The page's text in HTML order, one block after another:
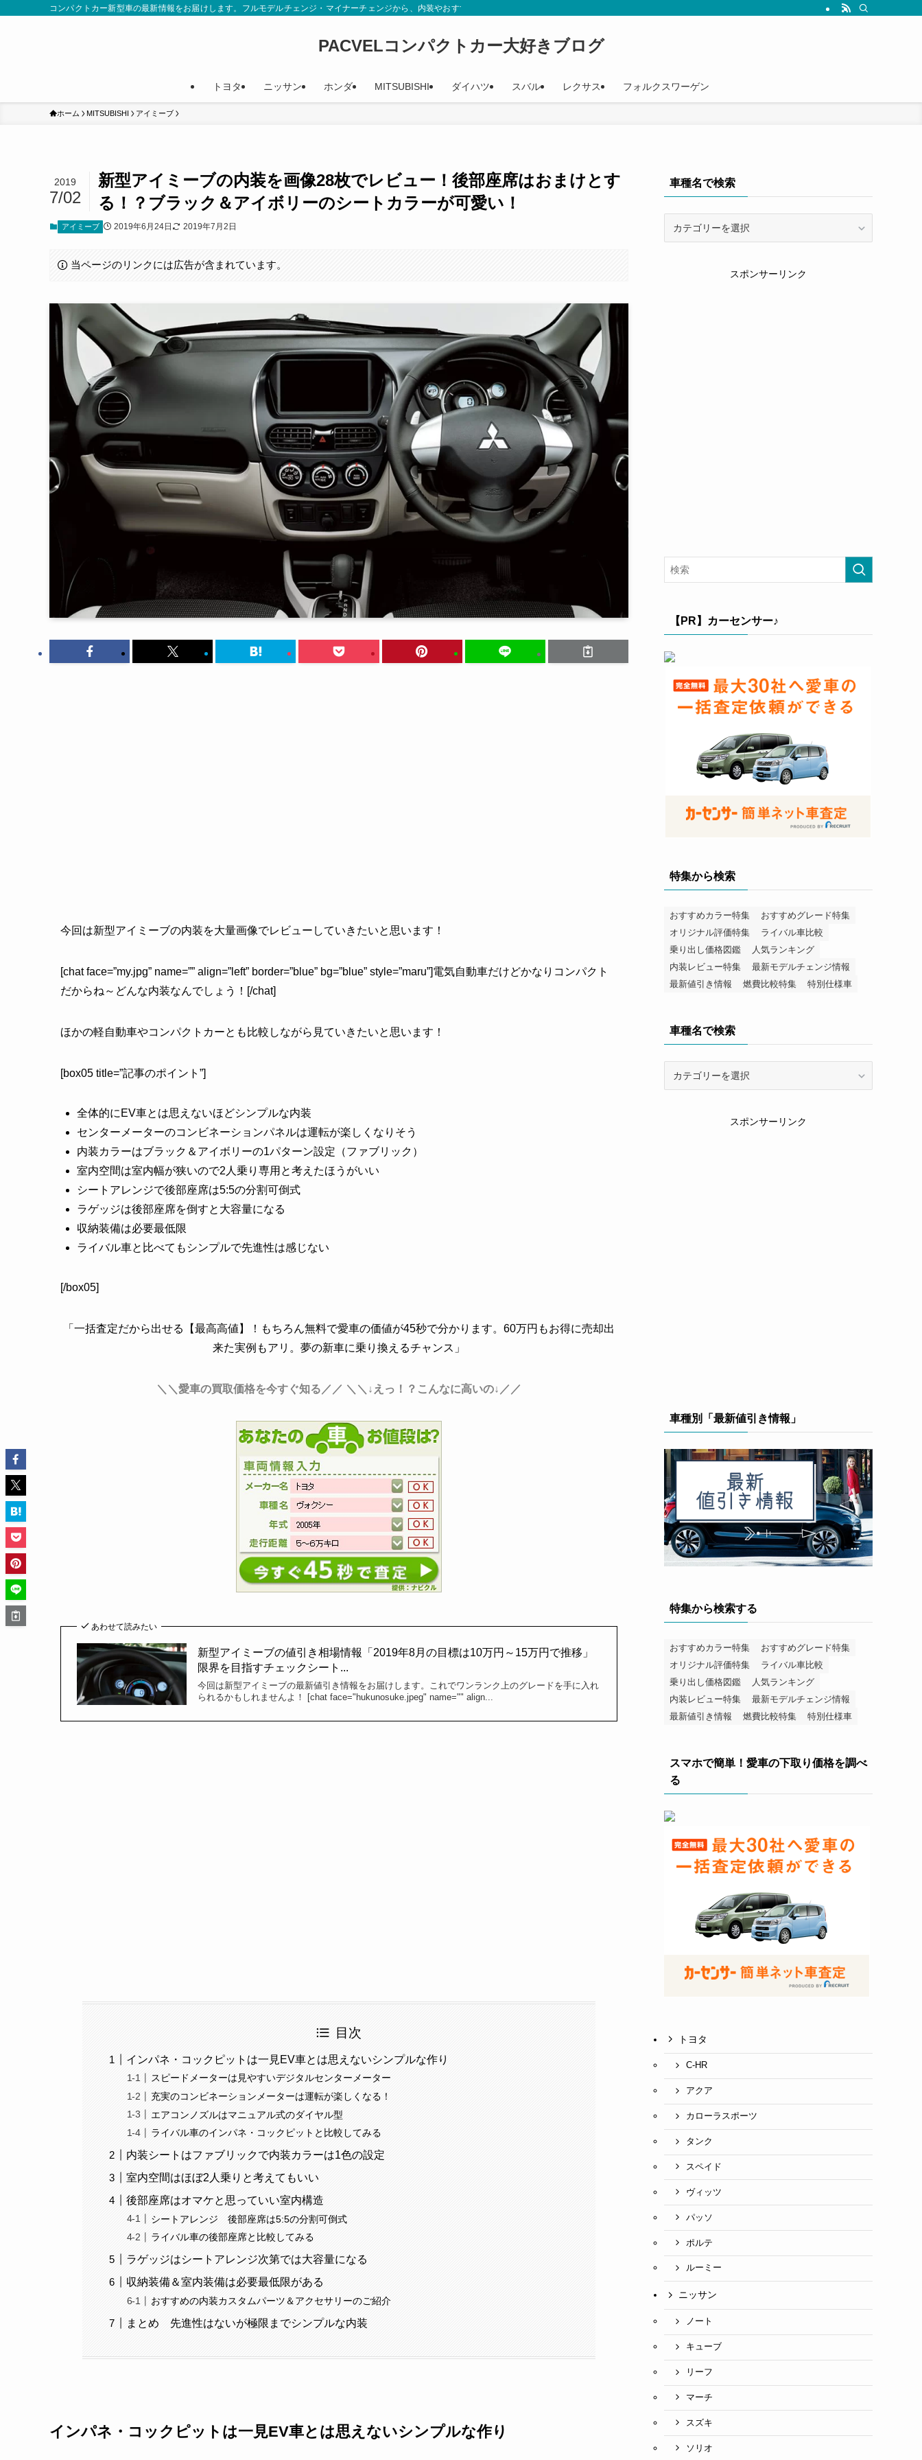
コンパクトカー新型車の最新情報をお届けします。フルモデルチェンジ・マイナーチェンジから、内装やおすすめグレード、辛口評価までカタログや雑誌では読めない情報を発信していきます。
PACVELコンパクトカー大好きブログ
トヨタ ニッサン ホンダ MITSUBISHI ダイハツ スバル レクサス フォルクスワーゲン
ホーム MITSUBISHI アイミーブ
新型アイミーブの内装を画像28枚でレビュー！後部座席はおまけとす
る！？ブラック＆アイボリーのシートカラーが可愛い！
2019
7/02
アイミーブ 2019年6月24日 2019年7月2日
当ページのリンクには広告が含まれています。
今回は新型アイミーブの内装を大量画像でレビューしていきたいと思います！
[chat face=”my.jpg” name=”” align=”left” border=”blue” bg=”blue” style=”maru”]電気自動車だけどかなりコンパクト
だからね～どんな内装なんでしょう！[/chat]
ほかの軽自動車やコンパクトカーとも比較しながら見ていきたいと思います！
[box05 title=”記事のポイント”]
全体的にEV車とは思えないほどシンプルな内装
センターメーターのコンビネーションパネルは運転が楽しくなりそう
内装カラーはブラック＆アイボリーの1パターン設定（ファブリック）
室内空間は室内幅が狭いので2人乗り専用と考えたほうがいい
シートアレンジで後部座席は5:5の分割可倒式
ラゲッジは後部座席を倒すと大容量になる
収納装備は必要最低限
ライバル車と比べてもシンプルで先進性は感じない
[/box05]
「一括査定だから出せる【最高高値】！もちろん無料で愛車の価値が45秒で分かります。60万円もお得に売却出
来た実例もアリ。夢の新車に乗り換えるチャンス」
＼＼愛車の買取価格を今すぐ知る／／ ＼＼↓えっ！？こんなに高いの↓／／
あわせて読みたい
新型アイミーブの値引き相場情報「2019年8月の目標は10万円～15万円で推移」
限界を目指すチェックシート...
今回は新型アイミーブの最新値引き情報をお届けします。これでワンランク上のグレードを手に入れ
られるかもしれませんよ！ [chat face="hukunosuke.jpeg" name="" align...
目次
インパネ・コックピットは一見EV車とは思えないシンプルな作り
スピードメーターは見やすいデジタルセンターメーター
充実のコンビネーションメーターは運転が楽しくなる！
エアコンノズルはマニュアル式のダイヤル型
ライバル車のインパネ・コックピットと比較してみる
内装シートはファブリックで内装カラーは1色の設定
室内空間はほぼ2人乗りと考えてもいい
後部座席はオマケと思っていい室内構造
シートアレンジ 後部座席は5:5の分割可倒式
ライバル車の後部座席と比較してみる
ラゲッジはシートアレンジ次第では大容量になる
収納装備＆室内装備は必要最低限がある
おすすめの内装カスタムパーツ＆アクセサリーのご紹介
まとめ 先進性はないが極限までシンプルな内装
インパネ・コックピットは一見EV車とは思えないシンプルな作り
車種名で検索
スポンサーリンク
【PR】カーセンサー♪
特集から検索
おすすめカラー特集
おすすめグレード特集
オリジナル評価特集
ライバル車比較
乗り出し価格図鑑
人気ランキング
内装レビュー特集
最新モデルチェンジ情報
最新値引き情報
燃費比較特集 特別仕様車
車種名で検索
スポンサーリンク
車種別「最新値引き情報」
特集から検索する
おすすめカラー特集
おすすめグレード特集
オリジナル評価特集
ライバル車比較
乗り出し価格図鑑
人気ランキング
内装レビュー特集
最新モデルチェンジ情報
最新値引き情報
燃費比較特集 特別仕様車
スマホで簡単！愛車の下取り価格を調べ
る
トヨタ
C-HR
アクア
カローラスポーツ
タンク
スペイド
ヴィッツ
パッソ
ポルテ
ルーミー
ニッサン
ノート
キューブ
リーフ
マーチ
スズキ
ソリオ